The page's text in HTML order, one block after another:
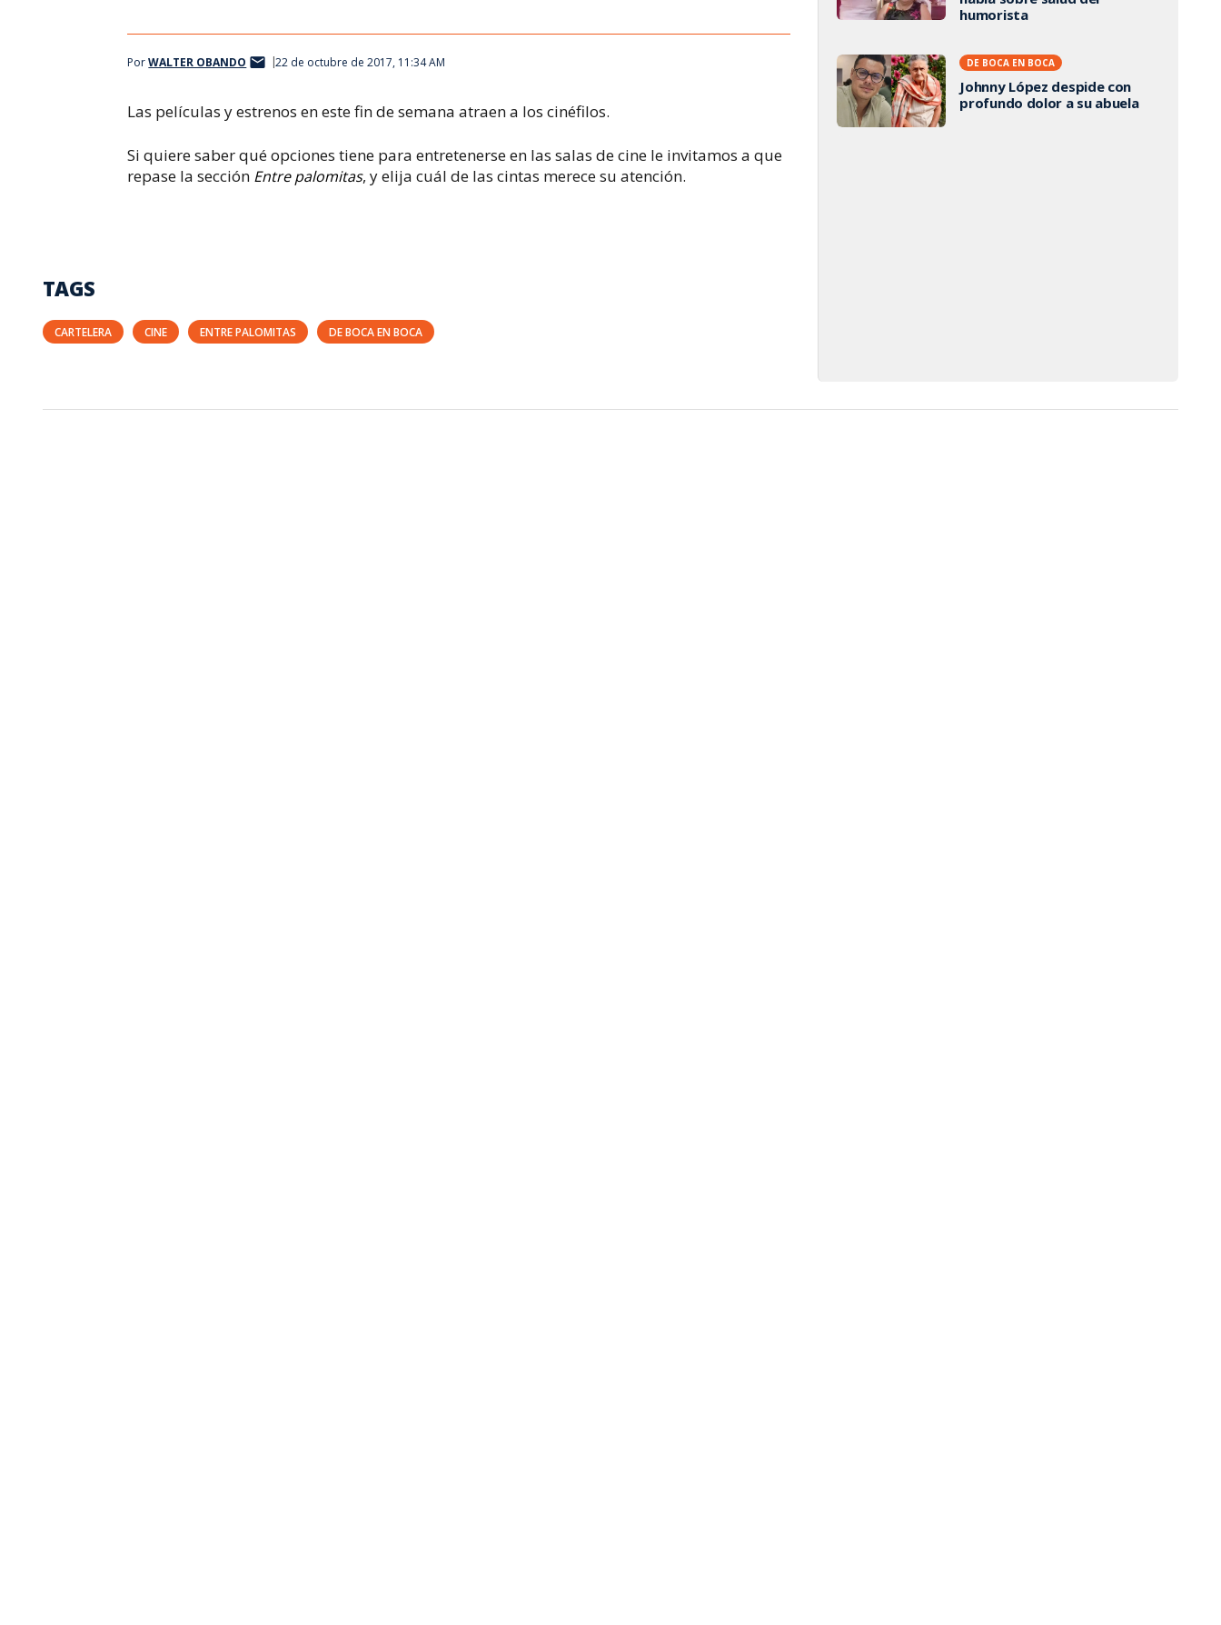
PorWALTER OBANDO 22 de octubre de 2017, 11:34 AM
Las películas y estrenos en este fin de semana atraen a los cinéfilos.
Si quiere saber qué opciones tiene para entretenerse en las salas de cine le invitamos a que
repase la sección Entre palomitas, y elija cuál de las cintas merece su atención.
TAGS
CARTELERA CINE ENTRE PALOMITAS DE BOCA EN BOCA
humorista
DE BOCA EN BOCA
Johnny López despide con
profundo dolor a su abuela